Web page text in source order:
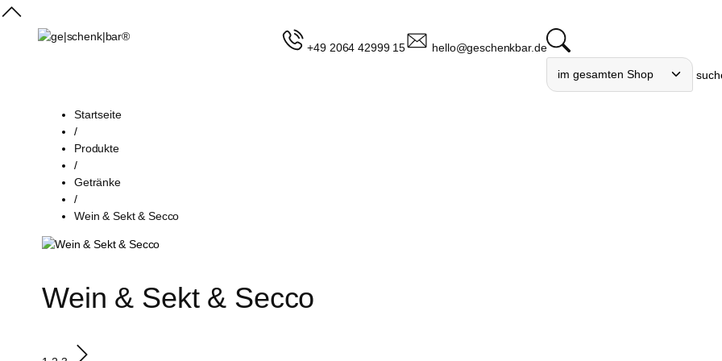
+49 2064 42999 15 hello@geschenkbar.de
Startseite
/
Produkte
/
Getränke
/
Wein & Sekt & Secco
Wein & Sekt & Secco